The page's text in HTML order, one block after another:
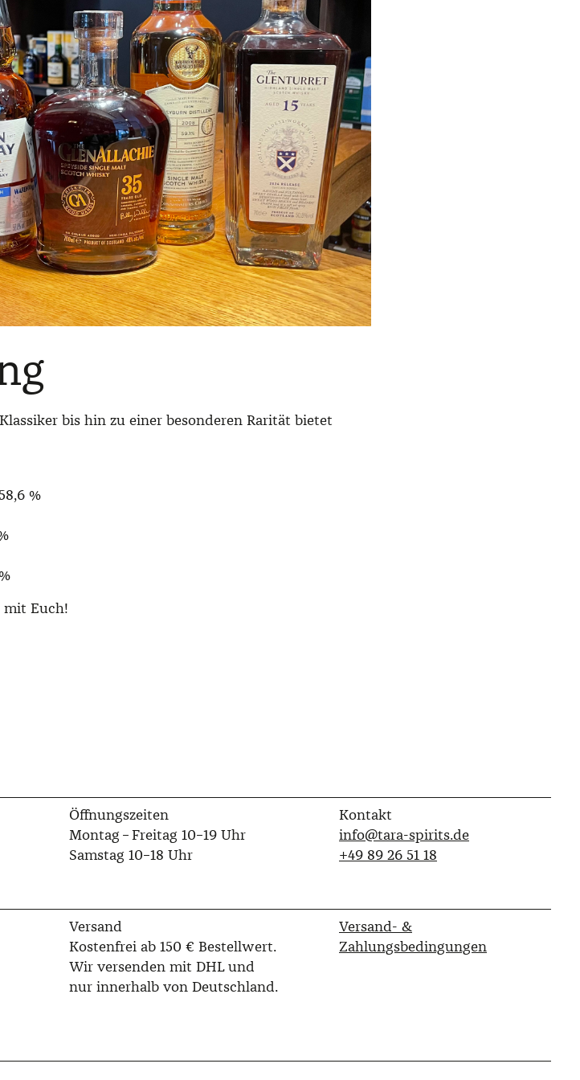
bis hin zu einer besonderen Rarität bietet
%
mit Euch!
Öffnungszeiten
Montag – Freitag 10–19 Uhr
Samstag 10–18 Uhr
Kontakt
info@tara-spirits.de
‭+49 89 26 51 18‬
Versand
Kostenfrei ab 150 € Bestellwert.
Wir versenden mit DHL und
nur innerhalb von Deutschland.
Versand- &
Zahlungsbedingungen